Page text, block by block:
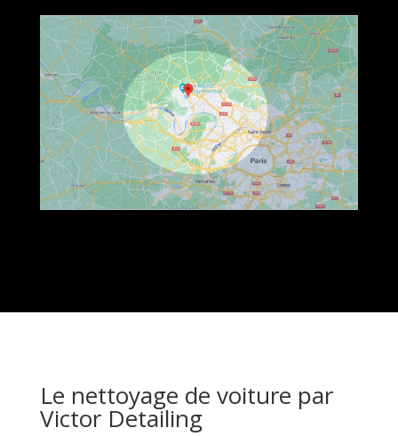
Le nettoyage de voiture par
Victor Detailing